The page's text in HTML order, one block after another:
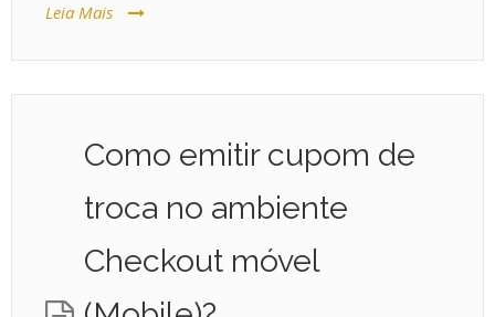
Leia Mais
Como emitir cupom de
troca no ambiente
Checkout móvel